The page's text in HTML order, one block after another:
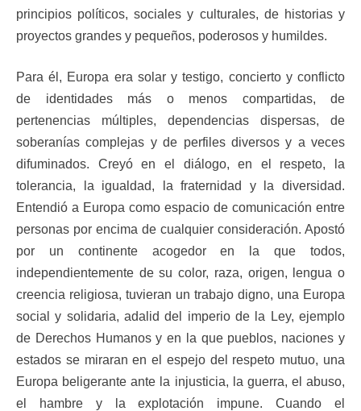
principios políticos, sociales y culturales, de historias y
proyectos grandes y pequeños, poderosos y humildes.
Para él, Europa era solar y testigo, concierto y conflicto
de identidades más o menos compartidas, de
pertenencias múltiples, dependencias dispersas, de
soberanías complejas y de perfiles diversos y a veces
difuminados. Creyó en el diálogo, en el respeto, la
tolerancia, la igualdad, la fraternidad y la diversidad.
Entendió a Europa como espacio de comunicación entre
personas por encima de cualquier consideración. Apostó
por un continente acogedor en la que todos,
independientemente de su color, raza, origen, lengua o
creencia religiosa, tuvieran un trabajo digno, una Europa
social y solidaria, adalid del imperio de la Ley, ejemplo
de Derechos Humanos y en la que pueblos, naciones y
estados se miraran en el espejo del respeto mutuo, una
Europa beligerante ante la injusticia, la guerra, el abuso,
el hambre y la explotación impune. Cuando el